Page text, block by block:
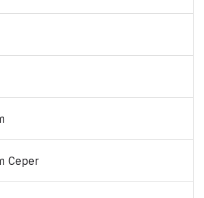
Ceper